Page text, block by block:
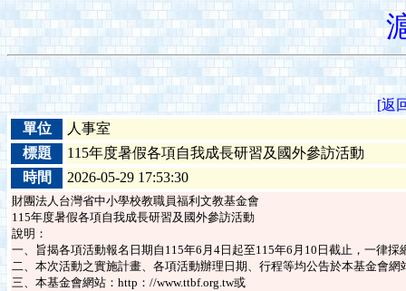
[返
單位
人事室
標題
115年度暑假各項自我成長研習及國外參訪活動
時間
2026-05-29 17:53:30
財團法人台灣省中小學校教職員福利文教基金會
115年度暑假各項自我成長研習及國外參訪活動
說明：
一、旨揭各項活動報名日期自115年6月4日起至115年6月10日截止，一律採
二、本次活動之實施計畫、各項活動辦理日期、行程等均公告於本基金會網
三、本基金會網站：http：//www.ttbf.org.tw或